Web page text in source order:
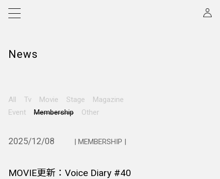
News
All Tv Movie Stage
Magazine
Event
Membership Other
2025/12/08 | MEMBERSHIP |
MOVIE更新：Voice Diary #40